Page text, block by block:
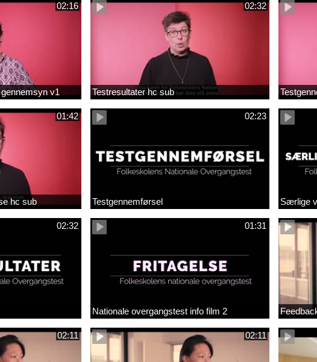
02:16
v1
02:32
Testresultater hc sub
01:42
hc sub
02:23
Testgennemførsel Særlige
02:32 01:31
Nationale overgangstest info film 2
02:11 02:11